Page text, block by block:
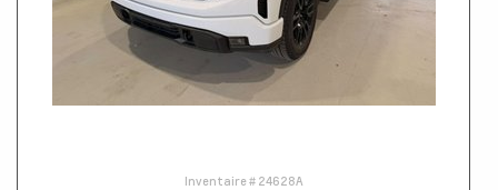
Inventaire # 24628A